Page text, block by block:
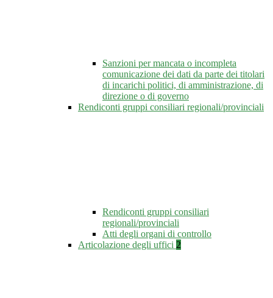
Sanzioni per mancata o incompleta
comunicazione dei dati da parte dei titolari
di incarichi politici, di amministrazione, di
direzione o di governo
Rendiconti gruppi consiliari regionali/provinciali
Rendiconti gruppi consiliari
regionali/provinciali
Atti degli organi di controllo
Articolazione degli uffici 2